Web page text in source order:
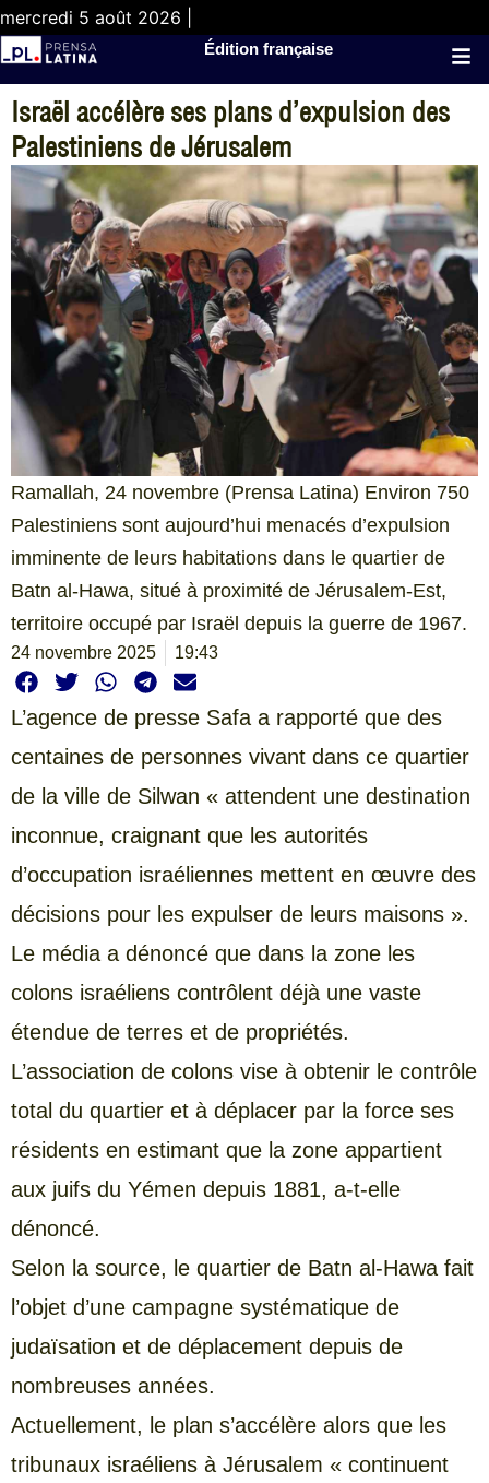
mercredi 5 août 2026 |
Édition française
Israël accélère ses plans d’expulsion des
Palestiniens de Jérusalem
Ramallah, 24 novembre (Prensa Latina) Environ 750
Palestiniens sont aujourd’hui menacés d’expulsion
imminente de leurs habitations dans le quartier de
Batn al-Hawa, situé à proximité de Jérusalem-Est,
territoire occupé par Israël depuis la guerre de 1967.
24 novembre 2025 19:43
L’agence de presse Safa a rapporté que des
centaines de personnes vivant dans ce quartier
de la ville de Silwan « attendent une destination
inconnue, craignant que les autorités
d’occupation israéliennes mettent en œuvre des
décisions pour les expulser de leurs maisons ».
Le média a dénoncé que dans la zone les
colons israéliens contrôlent déjà une vaste
étendue de terres et de propriétés.
L’association de colons vise à obtenir le contrôle
total du quartier et à déplacer par la force ses
résidents en estimant que la zone appartient
aux juifs du Yémen depuis 1881, a-t-elle
dénoncé.
Selon la source, le quartier de Batn al-Hawa fait
l’objet d’une campagne systématique de
judaïsation et de déplacement depuis de
nombreuses années.
Actuellement, le plan s’accélère alors que les
tribunaux israéliens à Jérusalem « continuent